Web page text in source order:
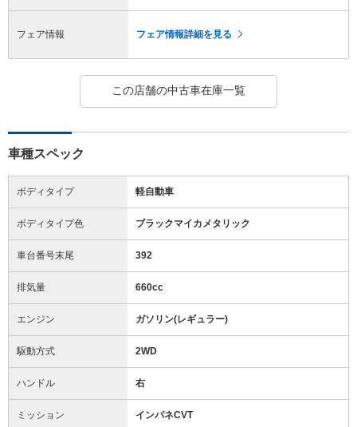
フェア情報 フェア情報詳細を見る
この店舗の中古車在庫一覧
車種スペック
ボディタイプ 軽自動車
ボディタイプ色 ブラックマイカメタリック
車台番号末尾 392
排気量 660cc
エンジン ガソリン(レギュラー)
駆動方式 2WD
ハンドル 右
ミッション インパネCVT